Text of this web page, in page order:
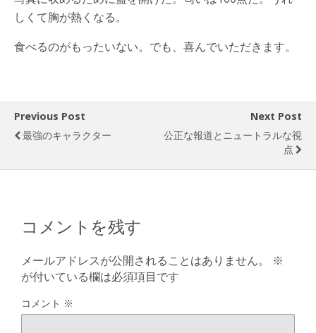
しくて胸が熱くなる。
食べるのがもったいない。でも、喜んでいただきます。
Previous Post
最強のキャラクター
Next Post
公正な報道とニュートラルな視
点
コメントを残す
メールアドレスが公開されることはありません。
※
が付いている欄は必須項目です
コメント ※